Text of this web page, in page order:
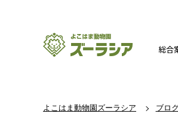
総合
よこはま動物園ズーラシア ブロ